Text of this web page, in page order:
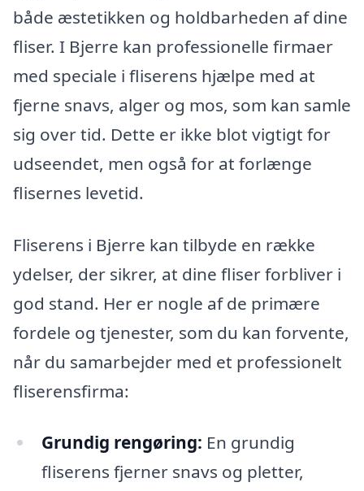
både æstetikken og holdbarheden af dine
fliser. I Bjerre kan professionelle firmaer
med speciale i fliserens hjælpe med at
fjerne snavs, alger og mos, som kan samle
sig over tid. Dette er ikke blot vigtigt for
udseendet, men også for at forlænge
flisernes levetid.
Fliserens i Bjerre kan tilbyde en række
ydelser, der sikrer, at dine fliser forbliver i
god stand. Her er nogle af de primære
fordele og tjenester, som du kan forvente,
når du samarbejder med et professionelt
fliserensfirma:
Grundig rengøring: En grundig
fliserens fjerner snavs og pletter,